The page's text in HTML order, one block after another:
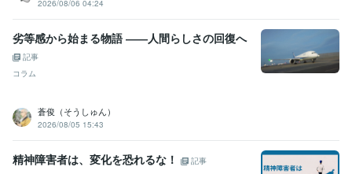
2026/08/06 04:24
劣等感から始まる物語 ――人間らしさの回復へ
記事
コラム
蒼俊（そうしゅん）
2026/08/05 15:43
精神障害者は、変化を恐れるな！
記事